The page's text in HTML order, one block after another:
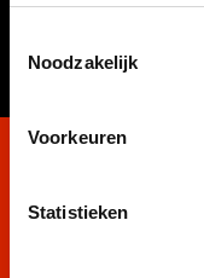
Noodzakelijk
Voorkeuren
Statistieken
Martin
dienst!